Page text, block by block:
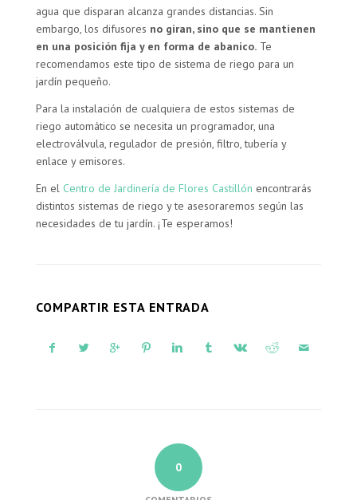
agua que disparan alcanza grandes distancias. Sin
embargo, los difusores no giran, sino que se mantienen
en una posición fija y en forma de abanico. Te
recomendamos este tipo de sistema de riego para un
jardín pequeño.
Para la instalación de cualquiera de estos sistemas de
riego automático se necesita un programador, una
electroválvula, regulador de presión, filtro, tubería y
enlace y emisores.
En el Centro de Jardinería de Flores Castillón encontrarás
distintos sistemas de riego y te asesoraremos según las
necesidades de tu jardín. ¡Te esperamos!
COMPARTIR ESTA ENTRADA
0